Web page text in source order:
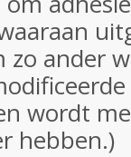
zo ander
wordt
hebben.)